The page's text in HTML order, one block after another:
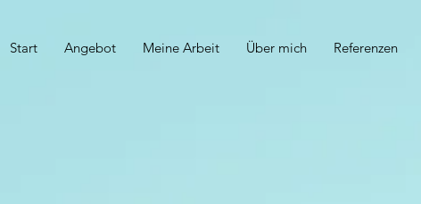
Start Angebot Meine Arbeit Über mich Referenzen